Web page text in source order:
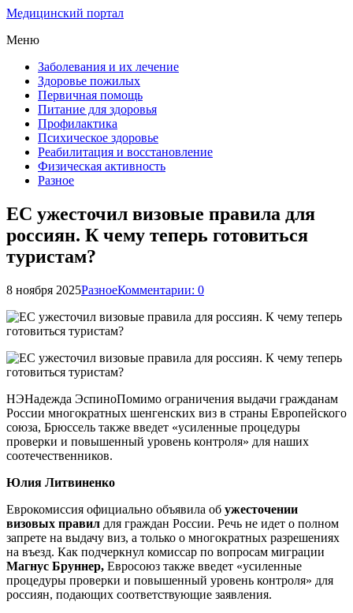
Медицинский портал
Меню
Заболевания и их лечение
Здоровье пожилых
Первичная помощь
Питание для здоровья
Профилактика
Психическое здоровье
Реабилитация и восстановление
Физическая активность
Разное
ЕС ужесточил визовые правила для
россиян. К чему теперь готовиться
туристам?
8 ноября 2025РазноеКомментарии: 0
НЭНадежда ЭспиноПомимо ограничения выдачи гражданам
России многократных шенгенских виз в страны Европейского
союза, Брюссель также введет «усиленные процедуры
проверки и повышенный уровень контроля» для наших
соотечественников.
Юлия Литвиненко
Еврокомиссия официально объявила об ужесточении
визовых правил для граждан России. Речь не идет о полном
запрете на выдачу виз, а только о многократных разрешениях
на въезд. Как подчеркнул комиссар по вопросам миграции
Магнус Бруннер, Евросоюз также введет «усиленные
процедуры проверки и повышенный уровень контроля» для
россиян, подающих соответствующие заявления.